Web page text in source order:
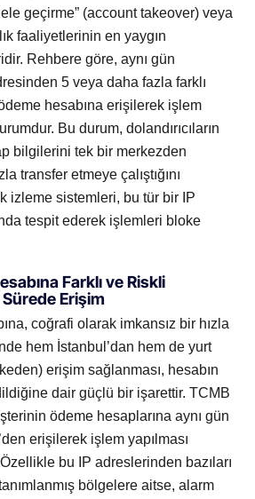
geçirme” (account takeover) veya
faaliyetlerinin en yaygın
Rehbere göre, aynı gün
5 veya daha fazla farklı
hesabına erişilerek işlem
Bu durum, dolandırıcıların
bilgilerini tek bir merkezden
transfer etmeye çalıştığını
izleme sistemleri, bu tür bir IP
tespit ederek işlemleri bloke
Farklı ve Riskli
Erişim
coğrafi olarak imkansız bir hızla
hem İstanbul’dan hem de yurt
erişim sağlanması, hesabın
dair güçlü bir işarettir. TCMB
ödeme hesaplarına aynı gün
erişilerek işlem yapılması
bu IP adreslerinden bazıları
bölgelere aitse, alarm